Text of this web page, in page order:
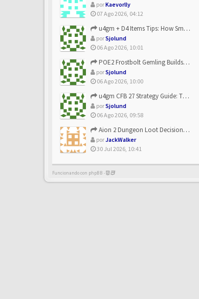
porKaevorlly
07 Ago 2026, 04:12
u4gm + D4 Items Tips: How Smart Players Optimize Gear, Build...
porSjolund
06 Ago 2026, 10:01
POE2 Frostbolt Gemling Builds Get Stronger With u4gm’s Ice C...
porSjolund
06 Ago 2026, 10:00
u4gm CFB 27 Strategy Guide: The Toxic Offensive Scheme Your ...
porSjolund
06 Ago 2026, 09:58
Aion 2 Dungeon Loot Decisions: Smarter Runs With U4N
porJackWalker
30 Jul 2026, 10:41
Funcionando con phpBB -